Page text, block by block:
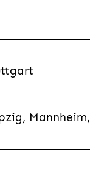
Mannheim,